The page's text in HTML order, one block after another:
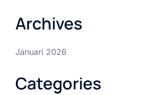
Archives
Januari 2026
Categories